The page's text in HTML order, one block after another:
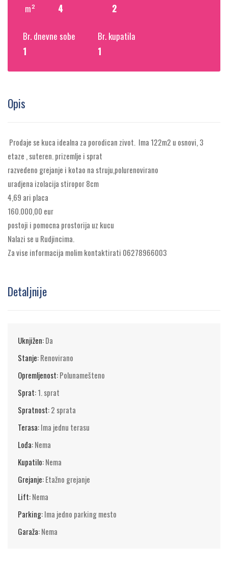
m²
4
2
Br. dnevne sobe
1
Br. kupatila
1
Opis
Prodaje se kuca idealna za porodican zivot. Ima 122m2 u osnovi, 3
etaze , suteren. prizemlje i sprat
razvedeno grejanje i kotao na struju,polurenovirano
uradjena izolacija stiropor 8cm
4,69 ari placa
160.000,00 eur
postoji i pomocna prostorija uz kucu
Nalazi se u Rudjincima.
Za vise informacija molim kontaktirati 06278966003
Detaljnije
Uknjižen:Da
Stanje:Renovirano
Opremljenost:Polunamešteno
Sprat:1. sprat
Spratnost:2 sprata
Terasa:Ima jednu terasu
Lođa:Nema
Kupatilo:Nema
Grejanje:Etažno grejanje
Lift:Nema
Parking:Ima jedno parking mesto
Garaža:Nema